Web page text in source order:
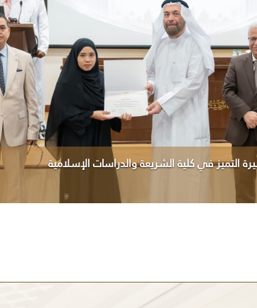
الشريعة والدراسات الإسلامية يناقش تطوير البرامج